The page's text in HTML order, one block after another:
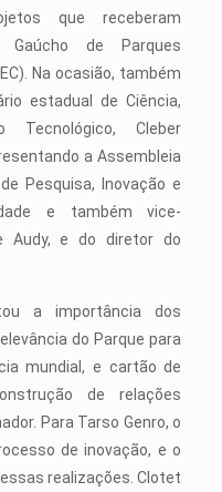
que receberam
Gaúcho de Parques
Na ocasião, também
estadual de Ciência,
Tecnológico, Cleber
a Assembleia
Pesquisa, Inovação e
e também vice-
Audy, e do diretor do
a importância dos
do Parque para
mundial, e cartão de
de relações
Para Tarso Genro, o
de inovação, e o
realizações. Clotet